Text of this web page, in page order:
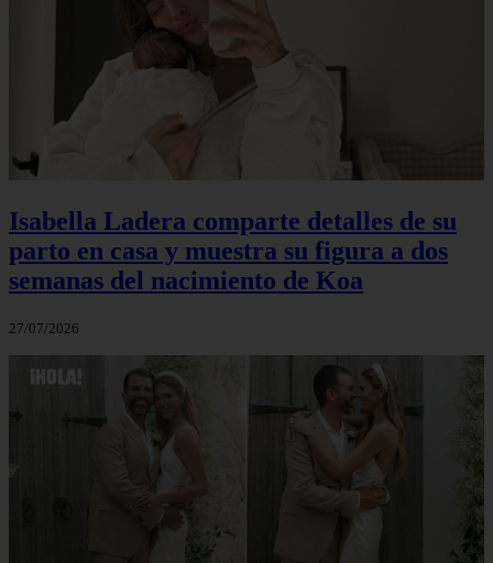
Isabella Ladera comparte detalles de su
parto en casa y muestra su figura a dos
semanas del nacimiento de Koa
27/07/2026